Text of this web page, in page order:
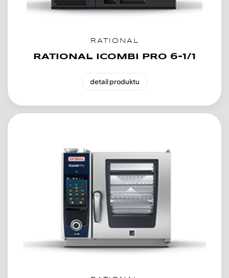
RATIONAL
RATIONAL ICOMBI PRO 6-1/1
detail produktu